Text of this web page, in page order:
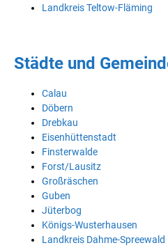
Landkreis Teltow-Fläming
Städte und
Calau
Döbern
Drebkau
Eisenhüttenstadt
Finsterwalde
Forst/Lausitz
Großräschen
Guben
Jüterbog
Königs-Wusterhausen
Landkreis Dahme-Spreewald